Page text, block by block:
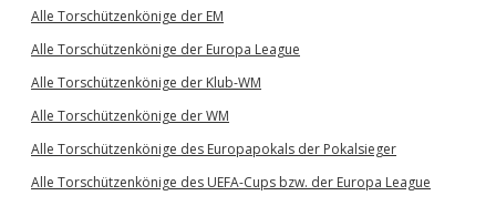
Alle Torschützenkönige der EM
Alle Torschützenkönige der Europa League
Alle Torschützenkönige der Klub-WM
Alle Torschützenkönige der WM
Alle Torschützenkönige des Europapokals der Pokalsieger
Alle Torschützenkönige des UEFA-Cups bzw. der Europa League